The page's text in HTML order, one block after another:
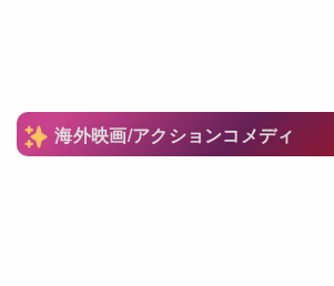
海外映画/アクションコメディ